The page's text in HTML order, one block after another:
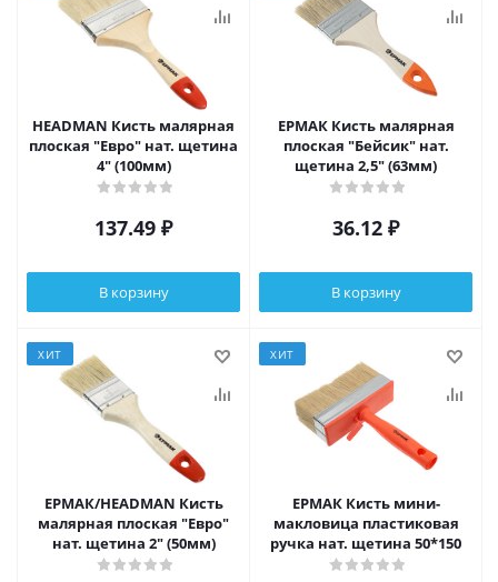
HEADMAN Кисть малярная
плоская "Евро" нат. щетина
4" (100мм)
137.49 ₽
В корзину
ЕРМАК Кисть малярная
плоская "Бейсик" нат.
щетина 2,5" (63мм)
36.12 ₽
В корзину
ХИТ
ЕРМАК/HEADMAN Кисть
малярная плоская "Евро"
нат. щетина 2" (50мм)
ХИТ
ЕРМАК Кисть мини-
макловица пластиковая
ручка нат. щетина 50*150